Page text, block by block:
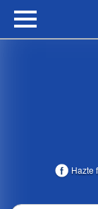
HOME
Hazte